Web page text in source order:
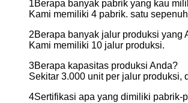
1Berapa banyak pabrik yang kau
Kami memiliki 4 pabrik. satu
2Berapa banyak jalur produksi yang
Kami memiliki 10 jalur produksi.
3Berapa kapasitas produksi Anda?
Sekitar 3.000 unit per jalur produksi,
4Sertifikasi apa yang dimiliki pabrik-